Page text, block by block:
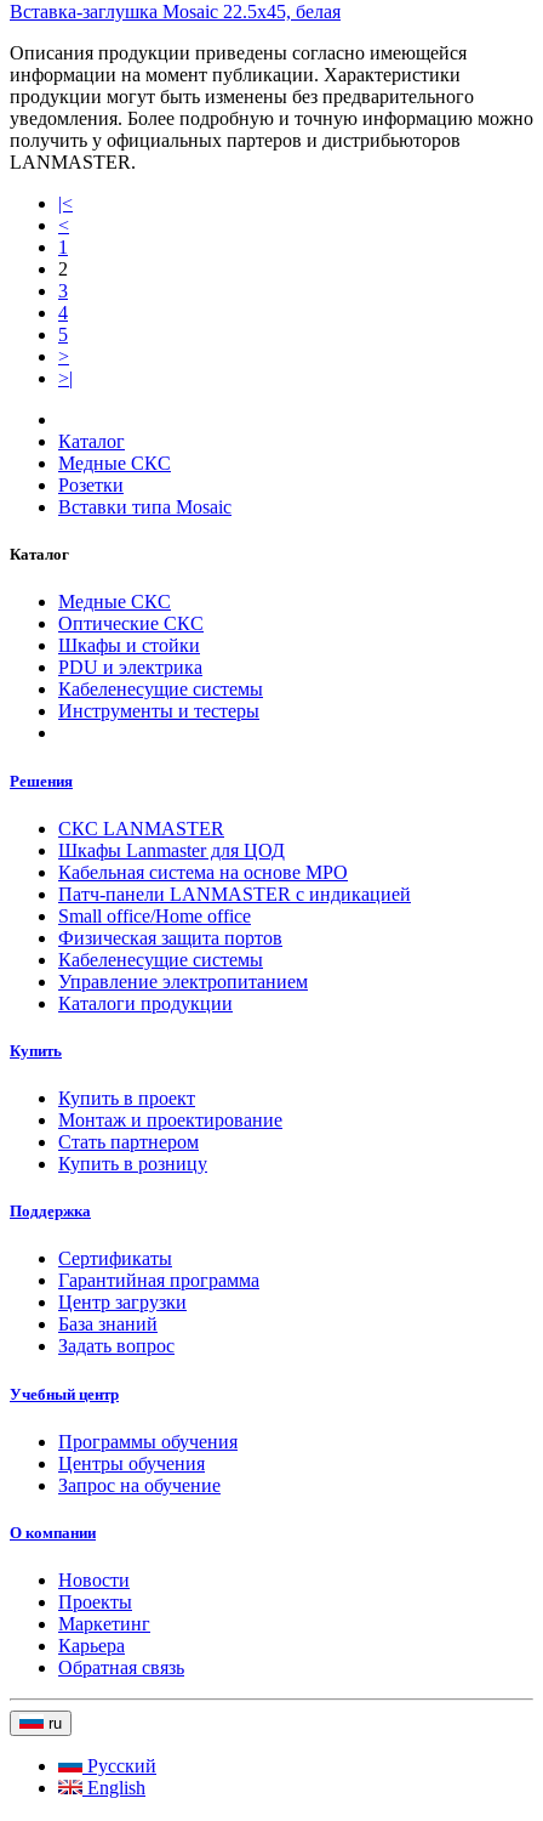
Вставка-заглушка Mosaic 22.5x45, белая
Описания продукции приведены согласно имеющейся
информации на момент публикации. Характеристики
продукции могут быть изменены без предварительного
уведомления. Более подробную и точную информацию можно
получить у официальных партеров и дистрибьюторов
LANMASTER.
|<
<
1
2
3
4
5
>
>|
Каталог
Медные СКС
Розетки
Вставки типа Mosaic
Каталог
Медные СКС
Оптические СКС
Шкафы и стойки
PDU и электрика
Кабеленесущие системы
Инструменты и тестеры
Решения
СКС LANMASTER
Шкафы Lanmaster для ЦОД
Кабельная система на основе MPO
Патч-панели LANMASTER с индикацией
Small office/Home office
Физическая защита портов
Кабеленесущие системы
Управление электропитанием
Каталоги продукции
Купить
Купить в проект
Монтаж и проектирование
Стать партнером
Купить в розницу
Поддержка
Сертификаты
Гарантийная программа
Центр загрузки
База знаний
Задать вопрос
Учебный центр
Программы обучения
Центры обучения
Запрос на обучение
О компании
Новости
Проекты
Маркетинг
Карьера
Обратная связь
ru
Русский
English